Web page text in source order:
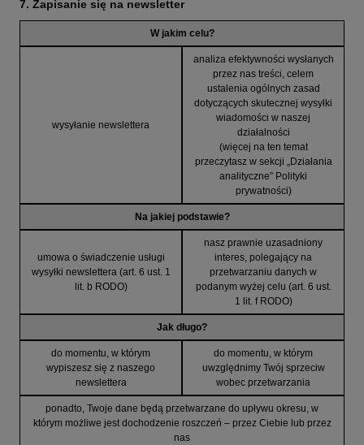
7. Zapisanie się na newsletter
W jakim celu?
wysyłanie newslettera
analiza efektywności wysłanych
przez nas treści, celem
ustalenia ogólnych zasad
dotyczących skutecznej wysyłki
wiadomości w naszej
działalności
(więcej na ten temat
przeczytasz w sekcji „Działania
analityczne” Polityki
prywatności)
Na jakiej podstawie?
umowa o świadczenie usługi
wysyłki newslettera (art. 6 ust. 1
lit. b RODO)
nasz prawnie uzasadniony
interes, polegający na
przetwarzaniu danych w
podanym wyżej celu (art. 6 ust.
1 lit. f RODO)
Jak długo?
do momentu, w którym
wypiszesz się z naszego
newslettera
do momentu, w którym
uwzględnimy Twój sprzeciw
wobec przetwarzania
ponadto, Twoje dane będą przetwarzane do upływu okresu, w
którym możliwe jest dochodzenie roszczeń – przez Ciebie lub przez
nas